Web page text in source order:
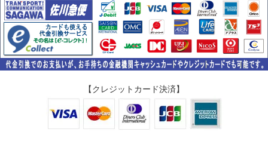
【クレジットカード決済】